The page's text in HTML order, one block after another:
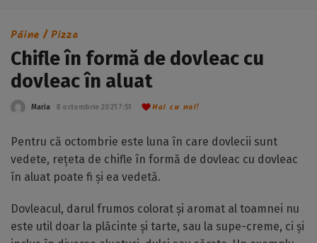
Pâine / Pizza
Chifle în formă de dovleac cu
dovleac în aluat
Maria 8 octombrie 2021 7:51 Hai cu noi!
Pentru că octombrie este luna în care dovlecii sunt
vedete, rețeta de chifle în formă de dovleac cu dovleac
în aluat poate fi și ea vedetă.
Dovleacul, darul frumos colorat și aromat al toamnei nu
este util doar la plăcinte și tarte, sau la supe-creme, ci și